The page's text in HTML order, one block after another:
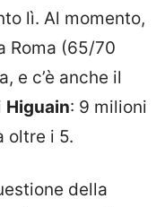
lì. Al momento,
Roma (65/70
e c’è anche il
Higuain: 9 milioni
oltre i 5.
della